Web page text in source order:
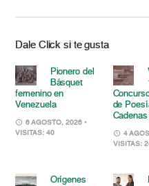
Dale Click si te gusta
Pionero del
Básquet
femenino en
Venezuela
6 AGOSTO, 2026 •
VISITAS: 40
de
4
VISITAS:
Orígenes